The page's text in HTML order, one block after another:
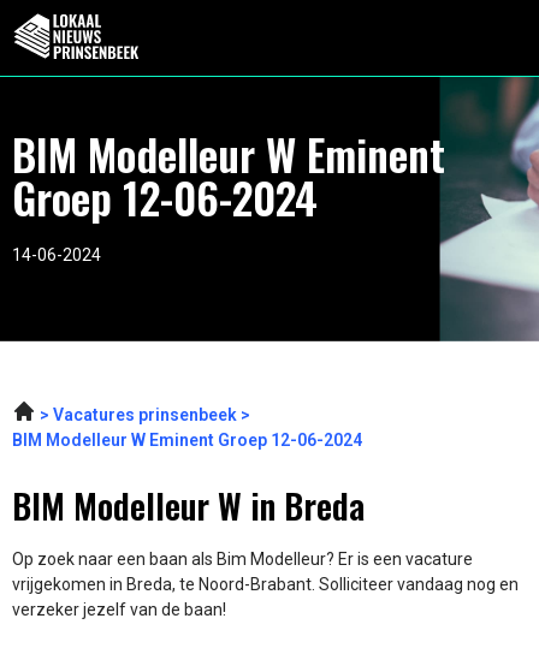
BIM Modelleur W Eminent
Groep 12-06-2024
14-06-2024
Vacatures prinsenbeek
BIM Modelleur W Eminent Groep 12-06-2024
BIM Modelleur W in Breda
Op zoek naar een baan als Bim Modelleur? Er is een vacature
vrijgekomen in Breda, te Noord-Brabant. Solliciteer vandaag nog en
verzeker jezelf van de baan!